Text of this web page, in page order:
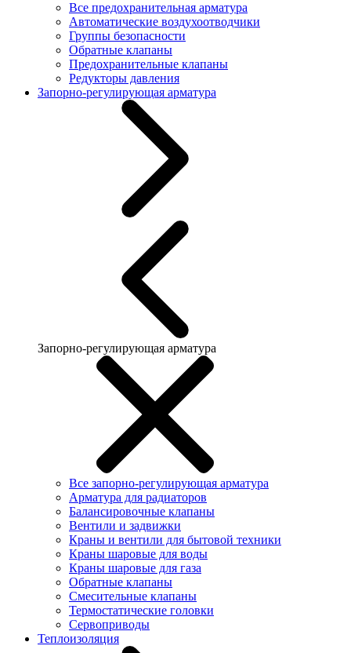
Все предохранительная арматура
Автоматические воздухоотводчики
Группы безопасности
Обратные клапаны
Предохранительные клапаны
Редукторы давления
Запорно-регулирующая арматура
Запорно-регулирующая арматура
Все запорно-регулирующая арматура
Арматура для радиаторов
Балансировочные клапаны
Вентили и задвижки
Краны и вентили для бытовой техники
Краны шаровые для воды
Краны шаровые для газа
Обратные клапаны
Смесительные клапаны
Термостатические головки
Сервоприводы
Теплоизоляция